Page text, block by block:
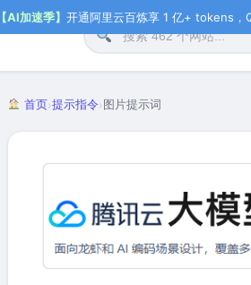
【AI加速季】 开通阿里云百炼享 1 亿+ tokens，
首页›提示指令›图片提示词